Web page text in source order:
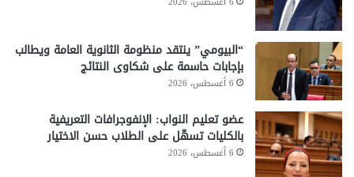
“البيومي” ينتقد منظومة الثانوية العامة ويطالب
بإجابات حاسمة على شكاوى النتائج
6 أغسطس، 2026
عضو تعليم النواب: الإنفوجرافات التعريفية
بالكليات تسهّل على الطلاب حسن الاختيار
6 أغسطس، 2026